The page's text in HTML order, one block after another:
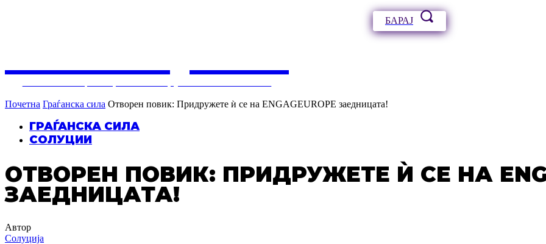
БАРАЈ
Почетна Граѓанска сила Отворен повик: Придружете ѝ се на ENGAGEUROPE заедницата!
ГРАЃАНСКА СИЛА
СОЛУЦИИ
ОТВОРЕН ПОВИК: ПРИДРУЖЕТЕ Ѝ СЕ НА
ЗАЕДНИЦАТА!
Автор
Солуција